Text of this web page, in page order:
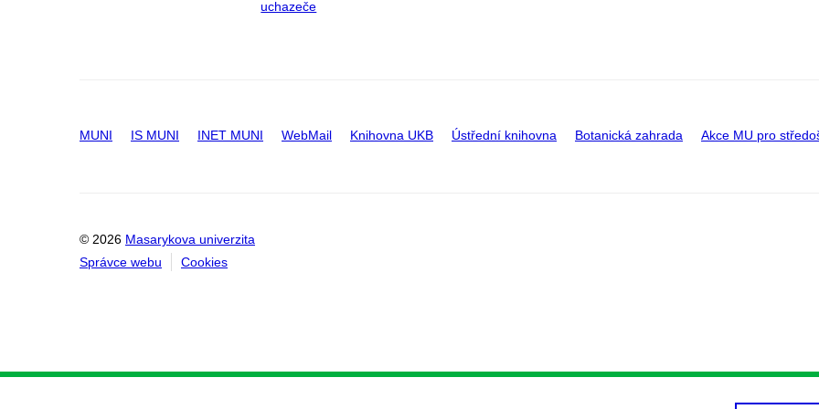
uchazeče
MUNI IS MUNI INET MUNI WebMail Knihovna UKB Ústřední knihovna Botanická zahrada Akce MU pro
© 2026 Masarykova univerzita
Správce webu
Cookies